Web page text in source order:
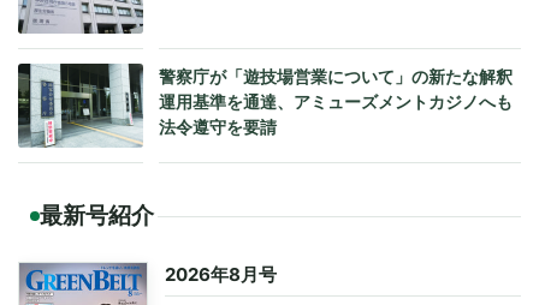
警察庁が「遊技場営業について」の新たな解釈
運用基準を通達、アミューズメントカジノへも
法令遵守を要請
最新号紹介
2026年8月号